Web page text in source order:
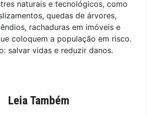
naturais e tecnológicos, como
quedas de árvores,
rachaduras em imóveis e
coloquem a população em risco.
salvar vidas e reduzir danos.
Leia Também